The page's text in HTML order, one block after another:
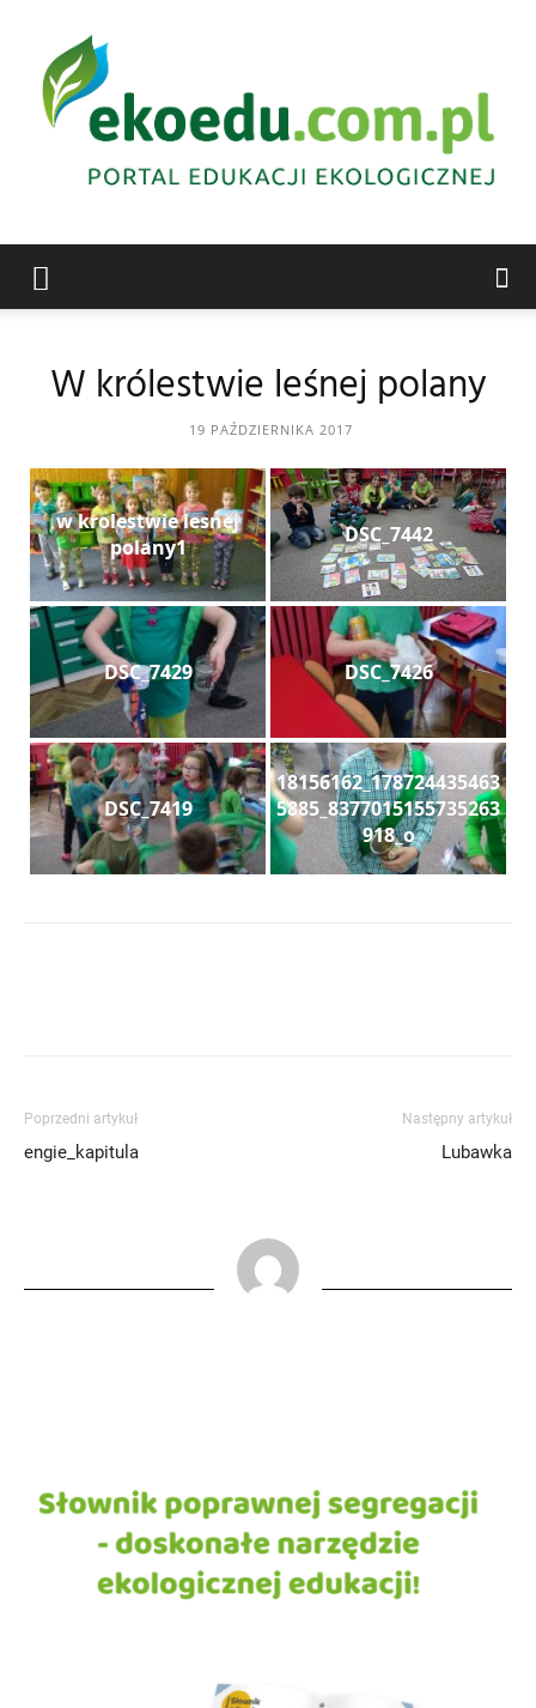
Abrys
W królestwie leśnej polany
19 PAŹDZIERNIKA 2017
w krolestwie lesnej
polany1
DSC_7442
DSC_7429 DSC_7426
DSC_7419
18156162_178724435463
5885_8377015155735263
918_o
Poprzedni artykuł
engie_kapitula
Następny artykuł
Lubawka